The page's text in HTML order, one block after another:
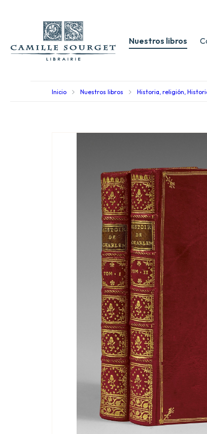
Nuestros libros
Inicio Nuestros libros Historia, religión,